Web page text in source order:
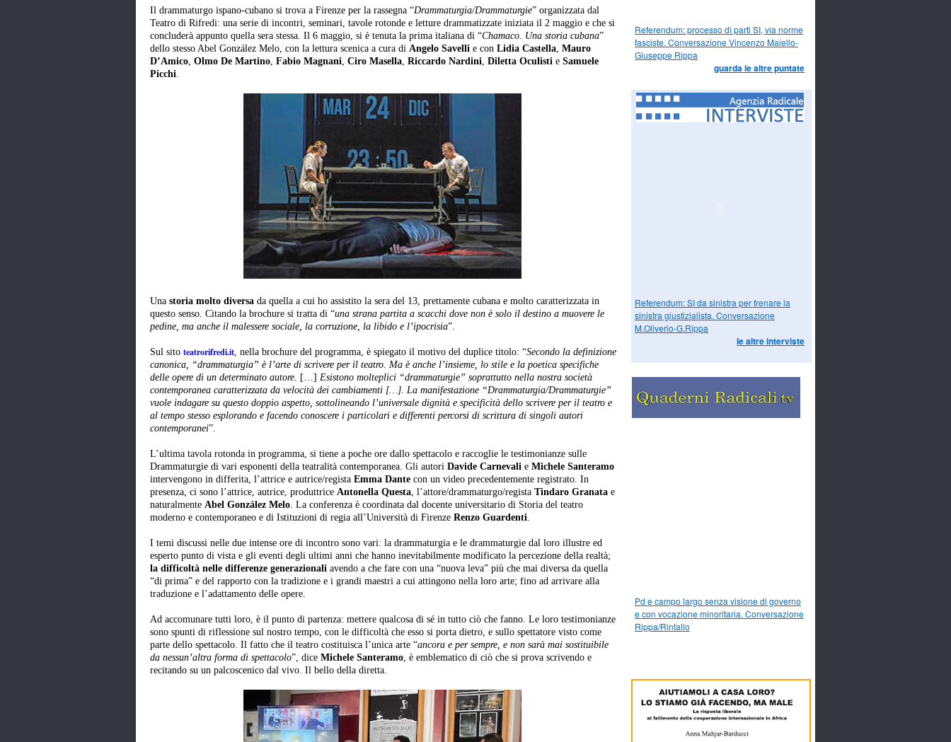
Il drammaturgo ispano-cubano si trova a Firenze per la rassegna “Drammaturgia/Drammaturgie” organizzata dal
Teatro di Rifredi: una serie di incontri, seminari, tavole rotonde e letture drammatizzate iniziata il 2 maggio e che si
concluderà appunto quella sera stessa. Il 6 maggio, si è tenuta la prima italiana di “Chamaco. Una storia cubana”
dello stesso Abel González Melo, con la lettura scenica a cura di Angelo Savelli e con Lidia Castella, Mauro
D’Amico, Olmo De Martino, Fabio Magnani, Ciro Masella, Riccardo Nardini, Diletta Oculisti e Samuele
Picchi.
Una storia molto diversa da quella a cui ho assistito la sera del 13, prettamente cubana e molto caratterizzata in
questo senso. Citando la brochure si tratta di “una strana partita a scacchi dove non è solo il destino a muovere le
pedine, ma anche il malessere sociale, la corruzione, la libido e l’ipocrisia”.
Sul sito teatrorifredi.it, nella brochure del programma, è spiegato il motivo del duplice titolo: “Secondo la definizione
canonica, “drammaturgia” è l’arte di scrivere per il teatro. Ma è anche l’insieme, lo stile e la poetica specifiche
delle opere di un determinato autore. […] Esistono molteplici “drammaturgie” soprattutto nella nostra società
contemporanea caratterizzata da velocità dei cambiamenti […]. La manifestazione “Drammaturgia/Drammaturgie”
vuole indagare su questo doppio aspetto, sottolineando l’universale dignità e specificità dello scrivere per il teatro e
al tempo stesso esplorando e facendo conoscere i particolari e differenti percorsi di scrittura di singoli autori
contemporanei”.
L’ultima tavola rotonda in programma, si tiene a poche ore dallo spettacolo e raccoglie le testimonianze sulle
Drammaturgie di vari esponenti della teatralità contemporanea. Gli autori Davide Carnevali e Michele Santeramo
intervengono in differita, l’attrice e autrice/regista Emma Dante con un video precedentemente registrato. In
presenza, ci sono l’attrice, autrice, produttrice Antonella Questa, l’attore/drammaturgo/regista Tindaro Granata e
naturalmente Abel González Melo. La conferenza è coordinata dal docente universitario di Storia del teatro
moderno e contemporaneo e di Istituzioni di regia all’Università di Firenze Renzo Guardenti.
I temi discussi nelle due intense ore di incontro sono vari: la drammaturgia e le drammaturgie dal loro illustre ed
esperto punto di vista e gli eventi degli ultimi anni che hanno inevitabilmente modificato la percezione della realtà;
la difficoltà nelle differenze generazionali avendo a che fare con una “nuova leva” più che mai diversa da quella
“di prima” e del rapporto con la tradizione e i grandi maestri a cui attingono nella loro arte; fino ad arrivare alla
traduzione e l’adattamento delle opere.
Ad accomunare tutti loro, è il punto di partenza: mettere qualcosa di sé in tutto ciò che fanno. Le loro testimonianze
sono spunti di riflessione sul nostro tempo, con le difficoltà che esso si porta dietro, e sullo spettatore visto come
parte dello spettacolo. Il fatto che il teatro costituisca l’unica arte “ancora e per sempre, e non sarà mai sostituibile
da nessun’altra forma di spettacolo”, dice Michele Santeramo, è emblematico di ciò che si prova scrivendo e
recitando su un palcoscenico dal vivo. Il bello della diretta.
Referendum: processo di parti SI, via norme
fasciste. Conversazione Vincenzo Maiello-
Giuseppe Rippa
guarda le altre puntate
Referendum: SI da sinistra per frenare la
sinistra giustizialista. Conversazione
M.Oliverio-G.Rippa
le altre interviste
Pd e campo largo senza visione di governo
e con vocazione minoritaria. Conversazione
Rippa/Rintallo